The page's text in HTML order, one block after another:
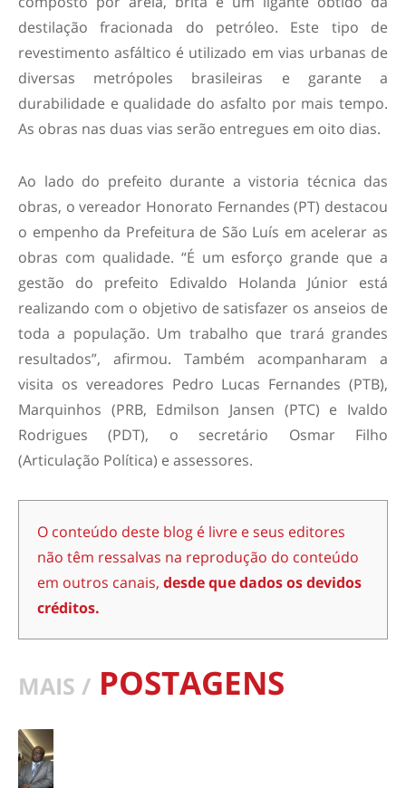
destilação fracionada do petróleo. Este tipo de
revestimento asfáltico é utilizado em vias urbanas de
diversas metrópoles brasileiras e garante a
durabilidade e qualidade do asfalto por mais tempo.
As obras nas duas vias serão entregues em oito dias.
Ao lado do prefeito durante a vistoria técnica das
obras, o vereador Honorato Fernandes (PT) destacou
o empenho da Prefeitura de São Luís em acelerar as
obras com qualidade. “É um esforço grande que a
gestão do prefeito Edivaldo Holanda Júnior está
realizando com o objetivo de satisfazer os anseios de
toda a população. Um trabalho que trará grandes
resultados”, afirmou. Também acompanharam a
visita os vereadores Pedro Lucas Fernandes (PTB),
Marquinhos (PRB, Edmilson Jansen (PTC) e Ivaldo
Rodrigues (PDT), o secretário Osmar Filho
(Articulação Política) e assessores.
O conteúdo deste blog é livre e seus editores
não têm ressalvas na reprodução do conteúdo
em outros canais, desde que dados os devidos
créditos.
MAIS / POSTAGENS